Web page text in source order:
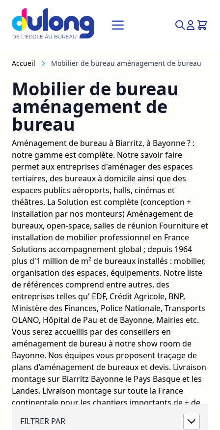
Allez au contenu
Rechercher
Accueil Mobilier de bureau aménagement de bureau
Mobilier de bureau
aménagement de
bureau
Aménagement de bureau à Biarritz, à Bayonne ? :
notre gamme est complète. Notre savoir faire
permet aux entreprises d'aménager des espaces
tertiaires, des bureaux à domicile ainsi que des
espaces publics aéroports, halls, cinémas et
théâtres. La Solution est complète (conception +
installation par nos monteurs) Aménagement de
bureaux, open-space, salles de réunion Fourniture et
installation de mobilier professionnel en France
Solutions accompagnement global ; depuis 1964
plus d'1 million de m² de bureaux installés : mobilier,
organisation des espaces, équipements. Notre liste
de références comprend entre autres, des
entreprises telles qu' EDF, Crédit Agricole, BNP,
Ministère des Finances, Police Nationale, Transports
OLANO, Hôpital de Pau et de Bayonne, Mairies etc.
Vous serez accueillis par des conseillers en
aménagement de bureau à notre show room de
Bayonne. Nos équipes vous proposent traçage de
plans d’aménagement de bureaux et devis. Livraison
montage sur Biarritz Bayonne le Pays Basque et les
Landes. Livraison montage sur toute la France
continentale pour les chantiers importants de + de
FILTRER PAR